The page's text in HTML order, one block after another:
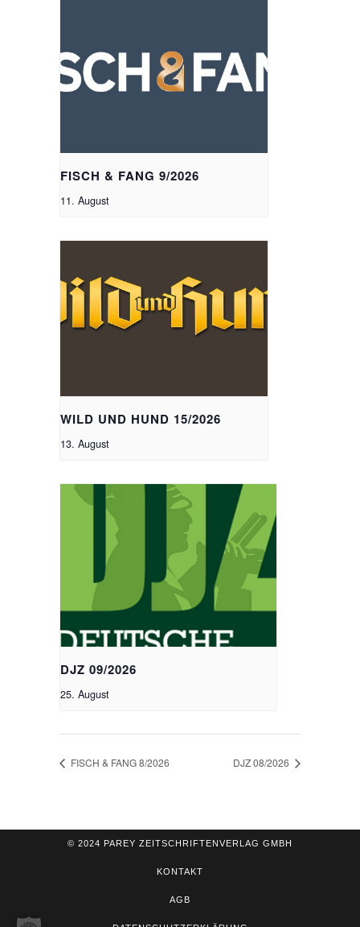
FISCH & FANG 9/2026
11. August
WILD UND HUND 15/2026
13. August
DJZ 09/2026
25. August
FISCH & FANG 8/2026 DJZ 08/2026
© 2024 PAREY ZEITSCHRIFTENVERLAG GMBH
KONTAKT
AGB